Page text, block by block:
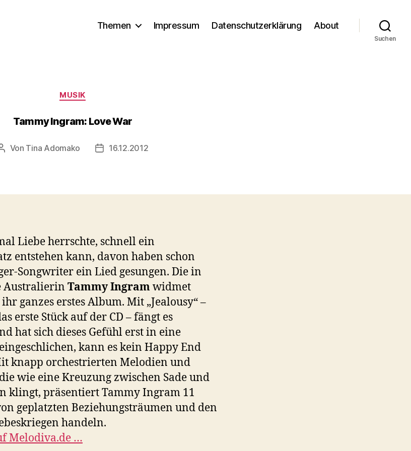
Themen Impressum Datenschutzerklärung About
Suchen
Kategorien
MUSIK
Tammy Ingram: Love War
Beitragsautor
Von Tina Adomako Veröffentlichungsdatum
16.12.2012
Liebe herrschte, schnell ein
entstehen kann, davon haben schon
Songwriter ein Lied gesungen. Die in
Australierin Tammy Ingramwidmet
ganzes erstes Album. Mit „Jealousy“ –
erste Stück auf der CD – fängt es
hat sich dieses Gefühl erst in eine
kann es kein Happy End
knapp orchestrierten Melodien und
wie eine Kreuzung zwischen Sade und
klingt, präsentiert Tammy Ingram 11
geplatzten Beziehungsträumen und den
handeln.
Melodiva.de …